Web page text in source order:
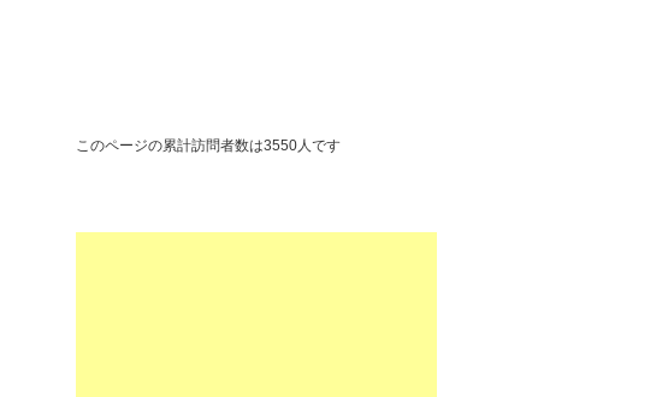
このページの累計訪問者数は3550人です